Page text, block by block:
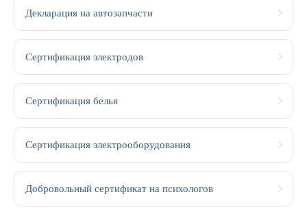
Декларация на автозапчасти
Сертификация электродов
Сертификация белья
Сертификация электрооборудования
Добровольный сертификат на психологов